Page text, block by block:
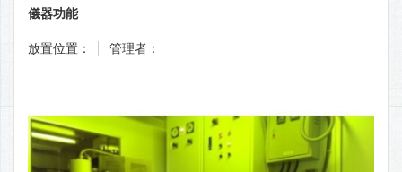
儀器功能
放置位置： 管理者：